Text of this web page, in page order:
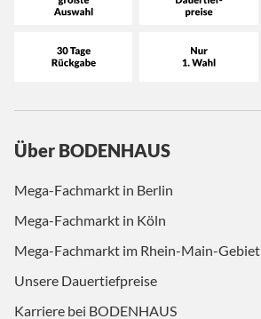
Über BODENHAUS
Mega-Fachmarkt in Berlin
Mega-Fachmarkt in Köln
Mega-Fachmarkt im Rhein-Main-Gebiet
Unsere Dauertiefpreise
Karriere bei BODENHAUS